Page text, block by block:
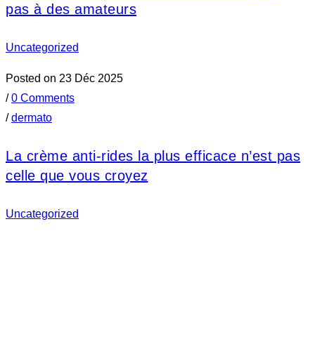
pas à des amateurs
Uncategorized
Posted on 23 Déc 2025
/0 Comments
/dermato
La crème anti-rides la plus efficace n’est pas
celle que vous croyez
Uncategorized